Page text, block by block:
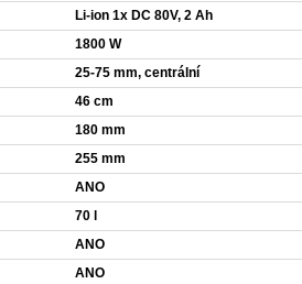
Li-ion 1x DC 80V, 2 Ah
1800 W
25-75 mm, centrální
46 cm
180 mm
255 mm
ANO
70 l
ANO
ANO